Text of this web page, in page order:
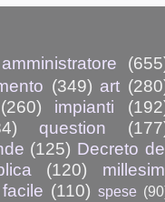
amministratore
(349) art
(260) impianti
question
(125) Decreto
(120)
facile (110) spese